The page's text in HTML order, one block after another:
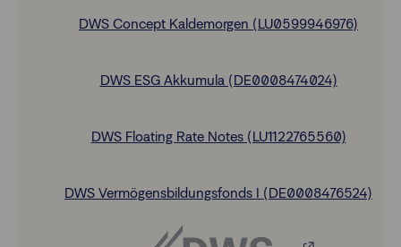
DWS Concept Kaldemorgen (LU0599946976)
DWS ESG Akkumula (DE0008474024)
DWS Floating Rate Notes (LU1122765560)
DWS Vermögensbildungsfonds I (DE0008476524)